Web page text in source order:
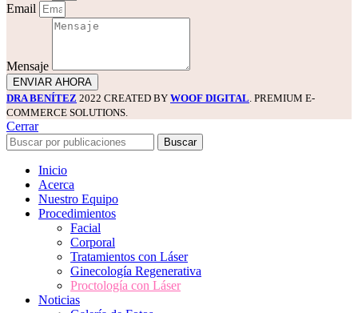
Email
Mensaje
ENVIAR AHORA
DRA BENÍTEZ 2022 CREATED BY WOOF DIGITAL. PREMIUM E-
COMMERCE SOLUTIONS.
Cerrar
Buscar
Inicio
Acerca
Nuestro Equipo
Procedimientos
Facial
Corporal
Tratamientos con Láser
Ginecología Regenerativa
Proctología con Láser
Noticias